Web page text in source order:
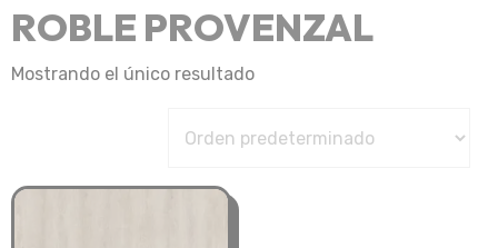
ROBLE PROVENZAL
Mostrando el único resultado